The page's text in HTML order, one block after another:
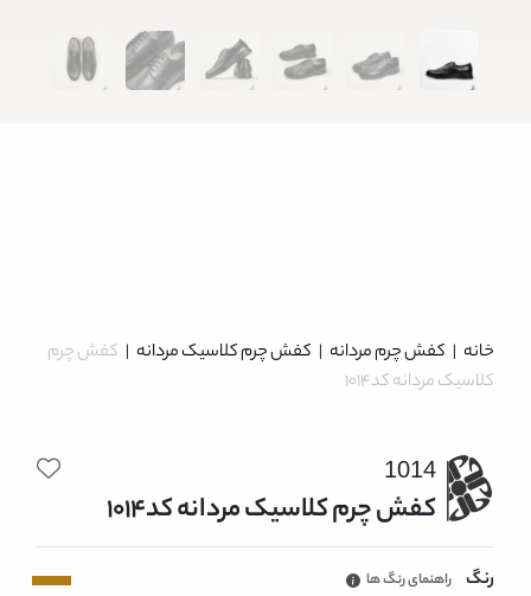
خانه | کفش چرم مردانه| کفش چرم کلاسیک مردانه| کفش چرم
کلاسیک مردانه کد1014
1014
کفش چرم کلاسیک مردانه کد1014
رنگ راهنمای رنگ ها